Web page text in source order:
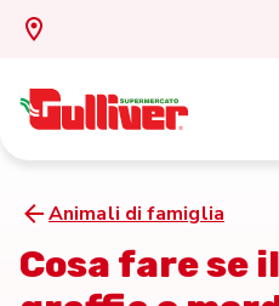
Animali di famiglia
Cosa fare se